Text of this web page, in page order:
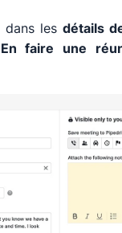
dans lesdétails
faire une